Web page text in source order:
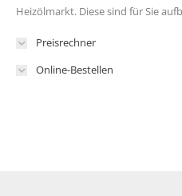
Heizölmarkt. Diese sind für Sie
Preisrechner
Online-Bestellen